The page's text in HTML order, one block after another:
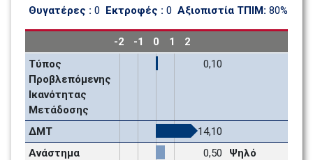
Θυγατέρες : 0 Εκτροφές : 0 Αξιοπιστία ΤΠΙΜ: 80%
-2 -1 0 1
2
Τύπος
Προβλεπόμενης
Ικανότητας
Μετάδοσης
0,10
ΔΜΤ
14,10
Ανάστημα
0,50
Ψηλό